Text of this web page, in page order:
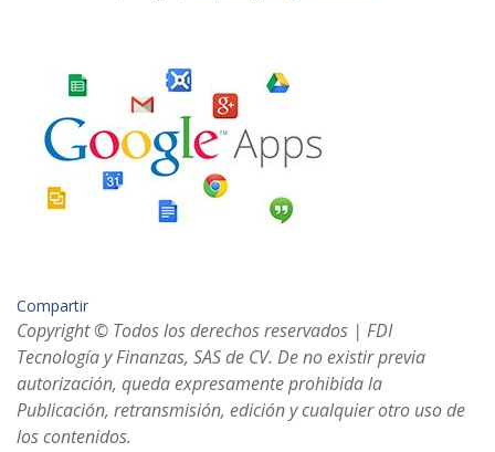
Compartir
Copyright © Todos los derechos reservados | FDI
Tecnología y Finanzas, SAS de CV. De no existir previa
autorización, queda expresamente prohibida la
Publicación, retransmisión, edición y cualquier otro uso de
los contenidos.